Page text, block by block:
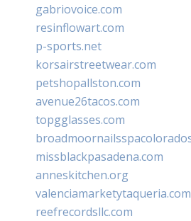
gabriovoice.com
resinflowart.com
p-sports.net
korsairstreetwear.com
petshopallston.com
avenue26tacos.com
topgglasses.com
missblackpasadena.com
anneskitchen.org
valenciamarketytaqueria.com
reefrecordsllc.com